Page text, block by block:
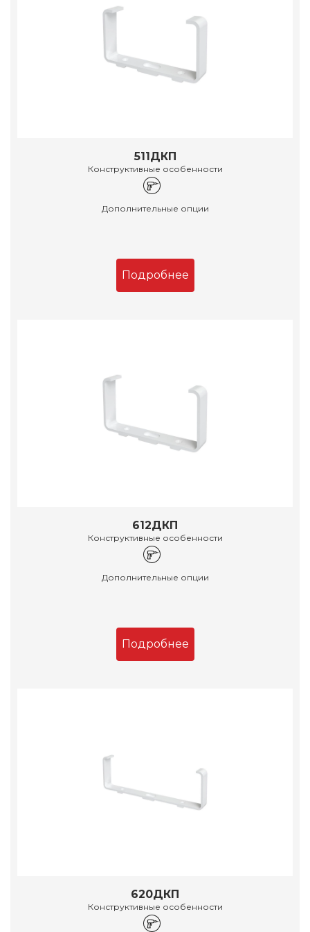
511ДКП
Конструктивные особенности
Дополнительные опции
Подробнее
612ДКП
Конструктивные особенности
Дополнительные опции
Подробнее
620ДКП
Конструктивные особенности